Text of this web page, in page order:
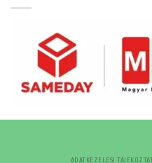
ADATKEZELÉSI